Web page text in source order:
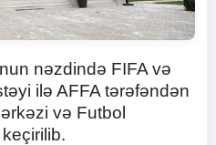
nəzdində FIFA və
ilə AFFA tərəfəndən
və Futbol